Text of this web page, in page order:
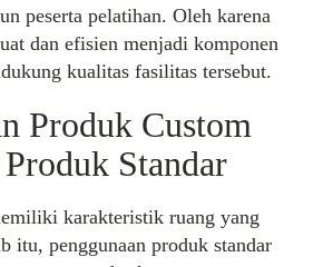
peserta pelatihan. Oleh karena
dan efisien menjadi komponen
kualitas fasilitas tersebut.
Produk Custom
Standar
karakteristik ruang yang
itu, penggunaan produk standar